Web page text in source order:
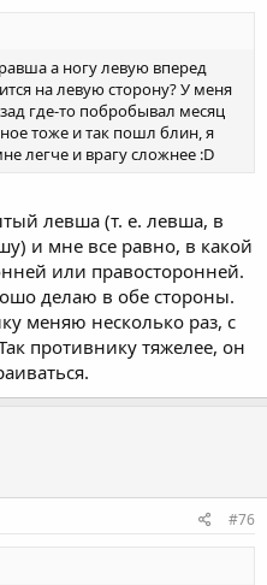
а ногу левую вперед
на левую сторону? У меня
где-то побробывал месяц
тоже и так пошл блин, я
легче и врагу сложнее :D
левша (т. е. левша, в
и мне все равно, в какой
или правосторонней.
делаю в обе стороны.
меняю несколько раз, с
противнику тяжелее, он
#76